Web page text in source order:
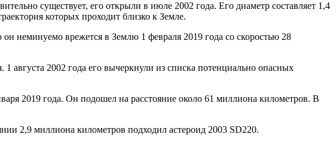
существует, его открыли в июле 2002 года. Его диаметр составляет 1,4
которых проходит близко к Земле.
неминуемо врежется в Землю 1 февраля 2019 года со скоростью 28
августа 2002 года его вычеркнули из списка потенциально опасных
2019 года. Он подошел на расстояние около 61 миллиона километров. В
2,9 миллиона километров подходил астероид 2003 SD220.